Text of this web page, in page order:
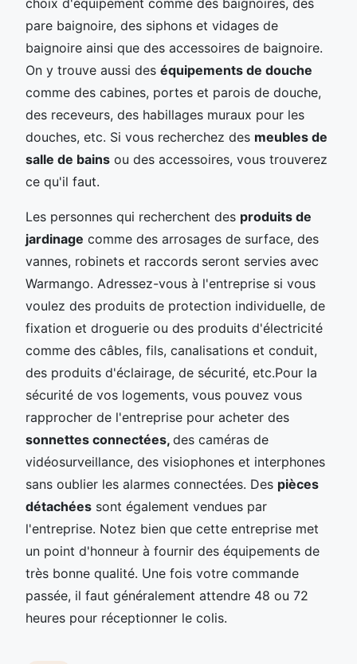
pare baignoire, des siphons et vidages de
baignoire ainsi que des accessoires de baignoire.
On y trouve aussi des équipements de douche
comme des cabines, portes et parois de douche,
des receveurs, des habillages muraux pour les
douches, etc. Si vous recherchez des meubles de
salle de bains ou des accessoires, vous trouverez
ce qu'il faut.
Les personnes qui recherchent des produits de
jardinage comme des arrosages de surface, des
vannes, robinets et raccords seront servies avec
Warmango. Adressez-vous à l'entreprise si vous
voulez des produits de protection individuelle, de
fixation et droguerie ou des produits d'électricité
comme des câbles, fils, canalisations et conduit,
des produits d'éclairage, de sécurité, etc.Pour la
sécurité de vos logements, vous pouvez vous
rapprocher de l'entreprise pour acheter des
sonnettes connectées, des caméras de
vidéosurveillance, des visiophones et interphones
sans oublier les alarmes connectées. Des pièces
détachées sont également vendues par
l'entreprise. Notez bien que cette entreprise met
un point d'honneur à fournir des équipements de
très bonne qualité. Une fois votre commande
passée, il faut généralement attendre 48 ou 72
heures pour réceptionner le colis.